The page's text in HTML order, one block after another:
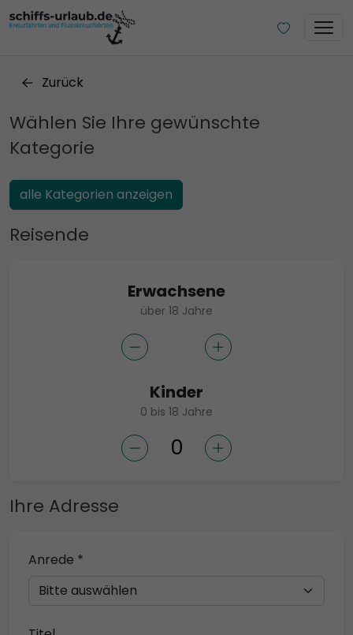
Zurück
Wählen Sie Ihre gewünschte
Kategorie
alle Kategorien anzeigen
Reisende
Erwachsene
über 18 Jahre
Kinder
0 bis 18 Jahre
Ihre Adresse
Anrede *